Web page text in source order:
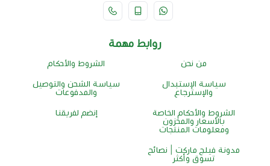
روابط مهمة
من نحن الشروط والأحكام
سياسة الإستبدال
والإسترجاع
سياسة الشحن والتوصيل
والمدفوعات
الشروط والأحكام الخاصة
بالأسعار والمخزون
ومعلومات المنتجات
إنضم لفريقنا
مدونة فيلج ماركت | نصائح
تسوق وأكثر